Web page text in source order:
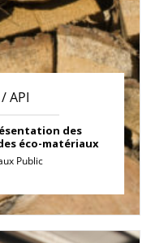
API
des
éco-matériaux
Public